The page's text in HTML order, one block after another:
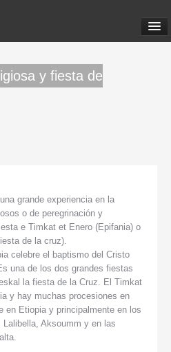
VOYAGES
FAQ
y fiesta de
grande experiencia en la
o de peregrinación y
e Timkat et Enero (Epifania) o
de la cruz).
celebre el baptismo del Cristo
una de los dos grandes fiestas
la fiesta de la Cruz. El Timkat
y hay muchas procesiones en
en Etiopia y principalmente en los
Aksoumm y en las